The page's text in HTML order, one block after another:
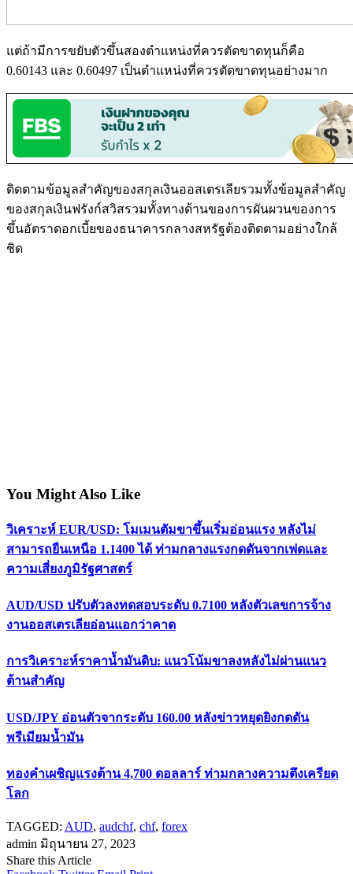
แต่ถ้ามีการขยับตัวขึ้นสองตำแหน่งที่ควรตัดขาดทุนก็คือ
0.60143 และ 0.60497 เป็นตำแหน่งที่ควรตัดขาดทุนอย่างมาก
ติดตามข้อมูลสำคัญของสกุลเงินออสเตรเลียรวมทั้งข้อมูลสำคัญ
ของสกุลเงินฟรังก์สวิสรวมทั้งทางด้านของการผันผวนของการ
ขึ้นอัตราดอกเบี้ยของธนาคารกลางสหรัฐต้องติดตามอย่างใกล้
ชิด
You Might Also Like
วิเคราะห์ EUR/USD: โมเมนตัมขาขึ้นเริ่มอ่อนแรง หลังไม่
สามารถยืนเหนือ 1.1400 ได้ ท่ามกลางแรงกดดันจากเฟดและ
ความเสี่ยงภูมิรัฐศาสตร์
AUD/USD ปรับตัวลงทดสอบระดับ 0.7100 หลังตัวเลขการจ้าง
งานออสเตรเลียอ่อนแอกว่าคาด
การวิเคราะห์ราคาน้ำมันดิบ: แนวโน้มขาลงหลังไม่ผ่านแนว
ต้านสำคัญ
USD/JPY อ่อนตัวจากระดับ 160.00 หลังข่าวหยุดยิงกดดัน
พรีเมียมน้ำมัน
ทองคำเผชิญแรงต้าน 4,700 ดอลลาร์ ท่ามกลางความตึงเครียด
โลก
TAGGED: AUD, audchf, chf, forex
admin มิถุนายน 27, 2023
Share this Article